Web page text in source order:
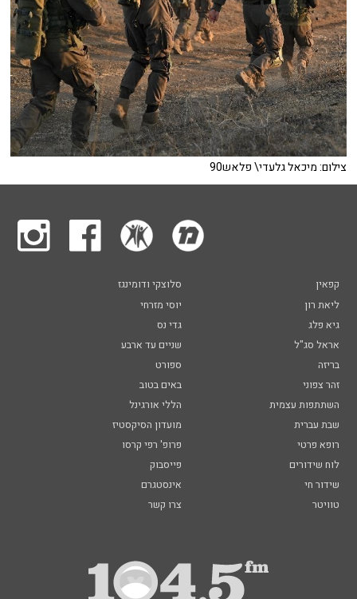
צילום: מיכאל גלעדי\ פלאש90
קפאין
סלוצקי ודומינגז
ליאת רון
יוסי מזרחי
גיא פלג
גדי נס
אראל סג"ל
שניים עד ארבע
בריזה
ספורט
זהר צפוני
באים בטוב
השתתפות עצמית
הללי אורגינל
שבת עברית
מועדון הסיקסטיז
רופא פרטי
פרופ' רפי קרסו
לוח שידורים
פייסבוק
שידור חי
אינסטגרם
טוויטר
צרו קשר